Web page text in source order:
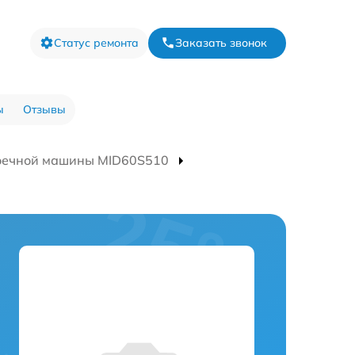
Статус ремонта Заказать звонок
Отзывы
машины MID60S510